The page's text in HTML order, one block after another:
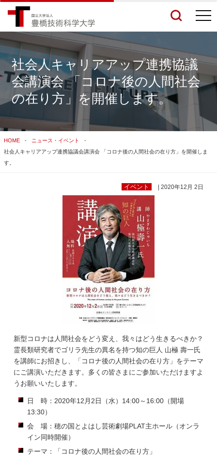
検索結果をもっと見る
関連サイトすべてを検索する
社会人キャリアアップ連携協議
会講演会 「コロナ後の人間社会
の在り方」を開催します。
HOME
ニュース・イベント
社会人キャリアアップ連携協議会講演会 「コロナ後の人間社会の在り方」を開催しま
す。
イベント | 2020年12月 2日
新型コロナは人間社会をどう変え、我々はどう生きるべきか？
霊長類研究者でゴリラ先生の異名を持つ知の巨人 山極 壽一氏
を講師にお招きし、「コロナ後の人間社会の在り方」をテーマ
にご講演いただきます。多くの皆さまにご参加いただけますよ
うお願いいたします。
日 時：2020年12月2日（水）14:00～16:00（開場
13:30）
会 場：穂の国とよはし芸術劇場PLAT主ホール（オンラ
イン同時開催）
テーマ：「コロナ後の人間社会の在り方」